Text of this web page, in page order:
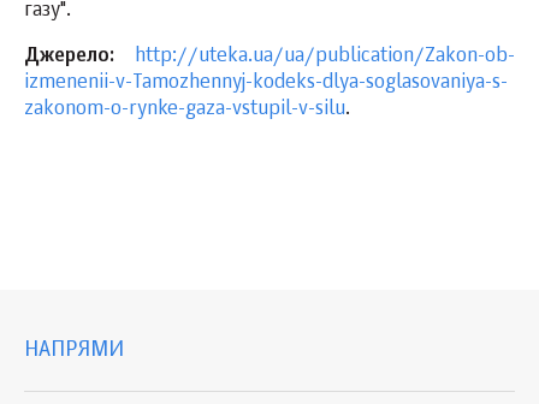
газу".
Джерело:
http://uteka.ua/ua/publication/Zakon-ob-
izmenenii-v-Tamozhennyj-kodeks-dlya-soglasovaniya-s-
zakonom-o-rynke-gaza-vstupil-v-silu.
НАПРЯМИ